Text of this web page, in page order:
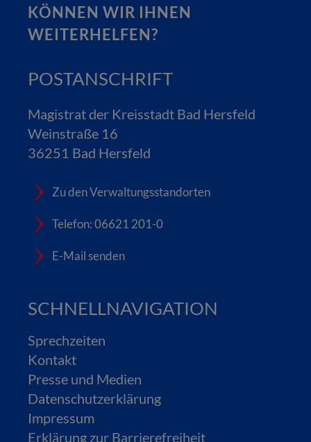
KÖNNEN WIR IHNEN
WEITERHELFEN?
POSTANSCHRIFT
Magistrat der Kreisstadt Bad Hersfeld
Weinstraße 16
36251 Bad Hersfeld
Zu den Verwaltungsstandorten
Telefon: 06621 201-0
E-Mail senden
SCHNELLNAVIGATION
Sprechzeiten
Kontakt
Presse und Medien
Datenschutzerklärung
Impressum
Erklärung zur Barrierefreiheit